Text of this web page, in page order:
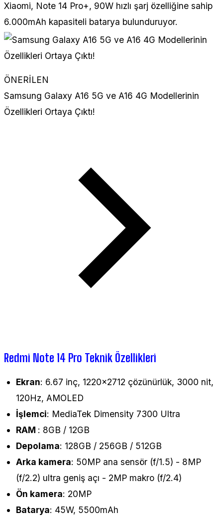
Xiaomi, Note 14 Pro+, 90W hızlı şarj özelliğine sahip
6.000mAh kapasiteli batarya bulunduruyor.
ÖNERİLEN
Samsung Galaxy A16 5G ve A16 4G Modellerinin
Özellikleri Ortaya Çıktı!
Redmi Note 14 Pro Teknik Özellikleri
Ekran: 6.67 inç, 1220x2712 çözünürlük, 3000 nit,
120Hz, AMOLED
İşlemci: MediaTek Dimensity 7300 Ultra
RAM : 8GB / 12GB
Depolama: 128GB / 256GB / 512GB
Arka kamera: 50MP ana sensör (f/1.5) - 8MP
(f/2.2) ultra geniş açı - 2MP makro (f/2.4)
Ön kamera: 20MP
Batarya: 45W, 5500mAh